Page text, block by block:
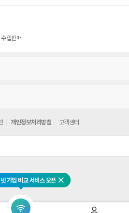
가입 비교 서비스 오픈 닫기
입판매
개인정보처리방침 고객센터